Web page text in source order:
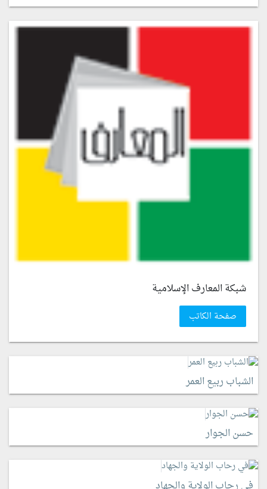
شبكة المعارف الإسلامية
صفحة الكاتب
الشباب ربيع العمر
حسن الجوار